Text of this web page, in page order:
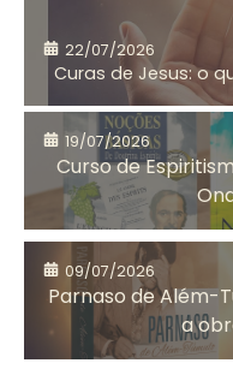
Aniversário do
CEMA
Arrependimento
22/07/2026
Curas de Jesus: o
19/07/2026
Curso de
09/07/2026
Parnaso de Além-
a